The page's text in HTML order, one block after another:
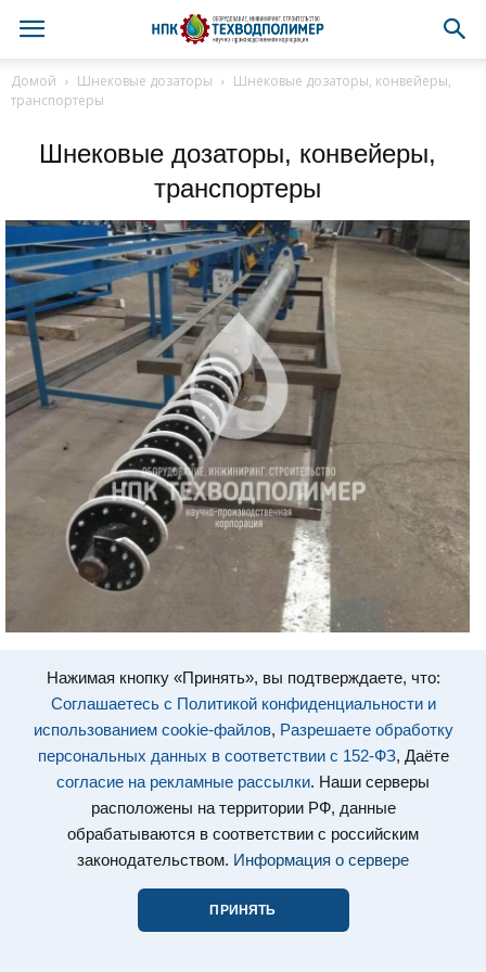
Нажимая кнопку «Принять», вы подтверждаете, что:
Соглашаетесь с Политикой конфиденциальности и
использованием cookie-файлов, Разрешаете обработку
персональных данных в соответствии с 152-ФЗ, Даёте
согласие на рекламные рассылки. Наши серверы
расположены на территории РФ, данные
обрабатываются в соответствии с российским
законодательством. Информация о сервере
ПРИНЯТЬ
Домой Шнековые дозаторы
Шнековые дозаторы, конвейеры,
транспортеры
Шнековые дозаторы, конвейеры,
транспортеры